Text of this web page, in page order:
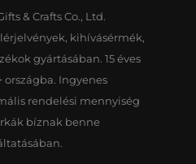
& Crafts Co., Ltd.
kihívásérmék,
gyártásában. 15 éves
országba. Ingyenes
rendelési mennyiség
bíznak benne